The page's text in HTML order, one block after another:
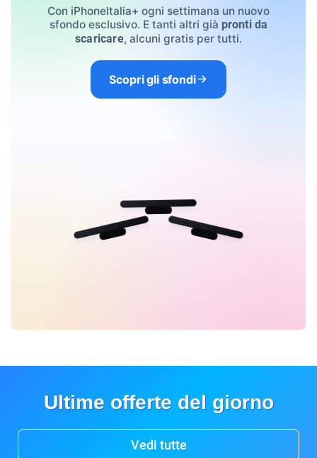
Con iPhoneItalia+ ogni settimana un nuovo
sfondo esclusivo. E tanti altri già pronti da
scaricare, alcuni gratis per tutti.
Scopri gli sfondi
Ultime offerte del giorno
Vedi tutte